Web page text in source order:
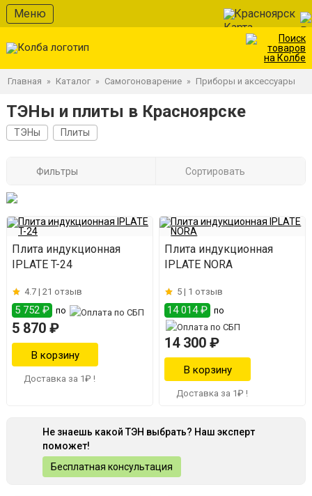
Меню Красноярск
Главная » Каталог » Самогоноварение » Приборы и аксессуары
ТЭНы и плиты в Красноярске
ТЭНы Плиты
Фильтры Сортировать
Плита индукционная
IPLATE T-24
4.7 | 21 отзыв
5 752 ₽ по
5 870 ₽
Доставка за 1₽ !
Плита индукционная
IPLATE NORA
5 | 1 отзыв
14 014 ₽ по
14 300 ₽
Доставка за 1₽ !
Не знаешь какой ТЭН выбрать? Наш эксперт
поможет!
Бесплатная консультация